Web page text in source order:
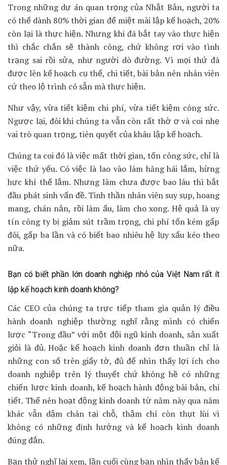
Trong những dự án quan trọng của Nhật Bản, người ta
có thể dành 80% thời gian để miệt mài lập kế hoạch, 20%
còn lại là thực hiện. Nhưng khi đã bắt tay vào thực hiện
thì chắc chắn sẽ thành công, chứ không rơi vào tình
trạng sai rồi sửa, như người dò đường. Vì mọi thứ đã
được lên kế hoạch cụ thể, chi tiết, bài bản nên nhân viên
cứ theo lộ trình có sẵn mà thực hiện.
Như vậy, vừa tiết kiệm chi phí, vừa tiết kiệm công sức.
Ngược lại, đôi khi chúng ta vẫn còn rất thờ ơ và coi nhẹ
vai trò quan trọng, tiên quyết của khâu lập kế hoạch.
Chúng ta coi đó là việc mất thời gian, tốn công sức, chỉ là
việc thứ yếu. Có việc là lao vào làm hăng hái lắm, hừng
hực khí thế lắm. Nhưng làm chưa được bao lâu thì bắt
đầu phát sinh vấn đề. Tinh thần nhân viên suy sụp, hoang
mang, chán nản, rồi làm ẩu, làm cho xong. Hệ quả là uy
tín công ty bị giảm sút trầm trọng, chi phí tốn kém gấp
đôi, gấp ba lần và có biết bao nhiêu hệ lụy xấu kéo theo
nữa.
Bạn có biết phần lớn doanh nghiệp nhỏ của Việt Nam rất ít
lập kế hoạch kinh doanh không?
Các CEO của chúng ta trực tiếp tham gia quản lý điều
hành doanh nghiệp thường nghĩ rằng mình có chiến
lược “Trong đầu” với một đội ngũ kinh doanh, sản xuất
giỏi là đủ. Hoặc kế hoạch kinh doanh đơn thuần chỉ là
những con số trên giấy tờ, đủ để nhìn thấy lợi ích cho
doanh nghiệp trên lý thuyết chứ không hề có những
chiến lược kinh doanh, kế hoạch hành động bài bản, chi
tiết. Thế nên hoạt động kinh doanh từ năm này qua năm
khác vẫn dậm chân tại chỗ, thậm chí còn thụt lùi vì
không có những định hướng và kế hoạch kinh doanh
đúng đắn.
Bạn thử nghĩ lại xem, lần cuối cùng bạn nhìn thấy bản kế